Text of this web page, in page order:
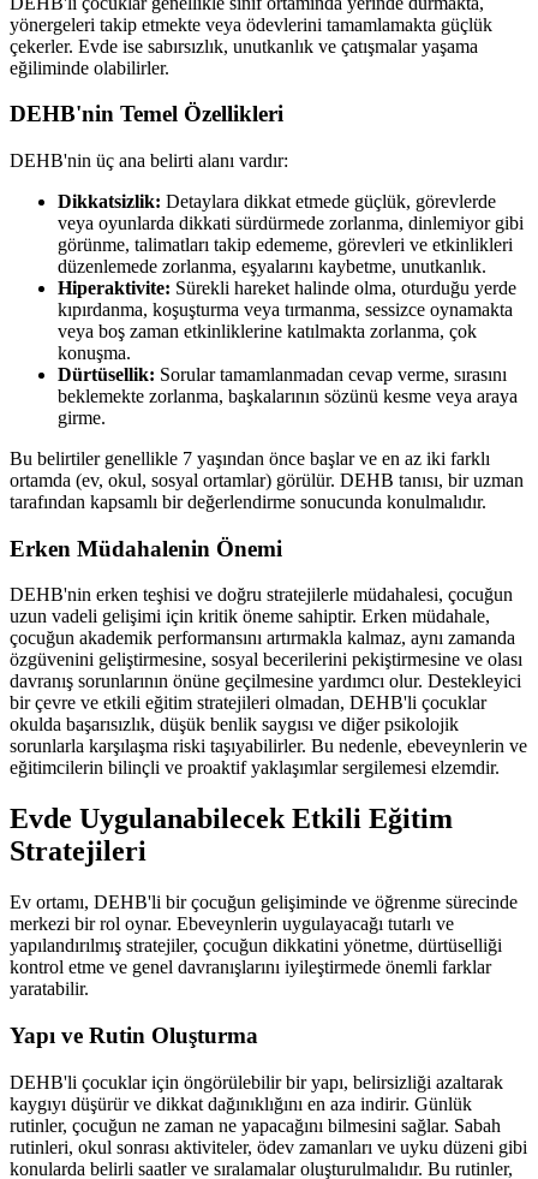
yönergeleri takip etmekte veya ödevlerini tamamlamakta güçlük
çekerler. Evde ise sabırsızlık, unutkanlık ve çatışmalar yaşama
eğiliminde olabilirler.
DEHB'nin Temel Özellikleri
DEHB'nin üç ana belirti alanı vardır:
Dikkatsizlik: Detaylara dikkat etmede güçlük, görevlerde
veya oyunlarda dikkati sürdürmede zorlanma, dinlemiyor gibi
görünme, talimatları takip edememe, görevleri ve etkinlikleri
düzenlemede zorlanma, eşyalarını kaybetme, unutkanlık.
Hiperaktivite: Sürekli hareket halinde olma, oturduğu yerde
kıpırdanma, koşuşturma veya tırmanma, sessizce oynamakta
veya boş zaman etkinliklerine katılmakta zorlanma, çok
konuşma.
Dürtüsellik: Sorular tamamlanmadan cevap verme, sırasını
beklemekte zorlanma, başkalarının sözünü kesme veya araya
girme.
Bu belirtiler genellikle 7 yaşından önce başlar ve en az iki farklı
ortamda (ev, okul, sosyal ortamlar) görülür. DEHB tanısı, bir uzman
tarafından kapsamlı bir değerlendirme sonucunda konulmalıdır.
Erken Müdahalenin Önemi
DEHB'nin erken teşhisi ve doğru stratejilerle müdahalesi, çocuğun
uzun vadeli gelişimi için kritik öneme sahiptir. Erken müdahale,
çocuğun akademik performansını artırmakla kalmaz, aynı zamanda
özgüvenini geliştirmesine, sosyal becerilerini pekiştirmesine ve olası
davranış sorunlarının önüne geçilmesine yardımcı olur. Destekleyici
bir çevre ve etkili eğitim stratejileri olmadan, DEHB'li çocuklar
okulda başarısızlık, düşük benlik saygısı ve diğer psikolojik
sorunlarla karşılaşma riski taşıyabilirler. Bu nedenle, ebeveynlerin ve
eğitimcilerin bilinçli ve proaktif yaklaşımlar sergilemesi elzemdir.
Evde Uygulanabilecek Etkili Eğitim
Stratejileri
Ev ortamı, DEHB'li bir çocuğun gelişiminde ve öğrenme sürecinde
merkezi bir rol oynar. Ebeveynlerin uygulayacağı tutarlı ve
yapılandırılmış stratejiler, çocuğun dikkatini yönetme, dürtüselliği
kontrol etme ve genel davranışlarını iyileştirmede önemli farklar
yaratabilir.
Yapı ve Rutin Oluşturma
DEHB'li çocuklar için öngörülebilir bir yapı, belirsizliği azaltarak
kaygıyı düşürür ve dikkat dağınıklığını en aza indirir. Günlük
rutinler, çocuğun ne zaman ne yapacağını bilmesini sağlar. Sabah
rutinleri, okul sonrası aktiviteler, ödev zamanları ve uyku düzeni gibi
konularda belirli saatler ve sıralamalar oluşturulmalıdır. Bu rutinler,